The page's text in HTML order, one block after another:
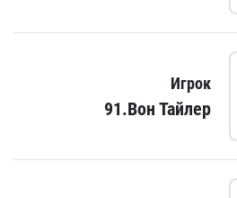
Игрок
91.Вон Тайлер